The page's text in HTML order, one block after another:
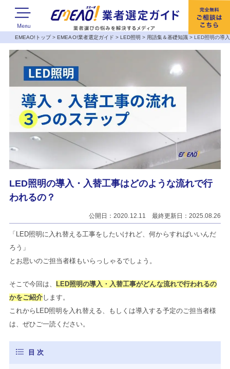
EMEAO!トップ>EMEAO!業者選定ガイド > LED照明 > 用語集＆基礎知識 >LED照明の導
LED照明の導入・入替工事はどのような流れで行
われるの？
公開日：2020.12.11 最終更新日：2025.08.26
「LED照明に入れ替える工事をしたいけれど、何からすればいいんだ
ろう」
とお思いのご担当者様もいらっしゃるでしょう。
そこで今回は、
LED照明の導入・入替工事がどんな流れで行われるの
かをご紹介します。
これからLED照明を入れ替える、もしくは導入する予定のご担当者様
は、ぜひご一読ください。